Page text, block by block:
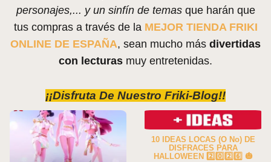
personajes,... y un sinfín de temasque harán que
tus compras a través de la MEJOR TIENDA FRIKI
ONLINE DE ESPAÑA, sean mucho más divertidas
con lecturas muy entretenidas.
¡¡Disfruta De Nuestro Friki-Blog!!
10 IDEAS LOCAS (o No) DE
DISFRACES PARA
HALLOWEEN 2️⃣0️⃣2️⃣6️⃣ 🎃